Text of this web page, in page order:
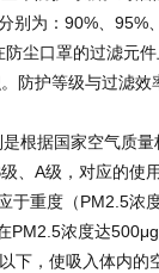
别为：90%、95%
尘口罩的过滤元
防护等级与过滤效
根据国家空气质
、A级，对应的使
于重度（PM2.5浓
PM2.5浓度达
，使吸入体内的